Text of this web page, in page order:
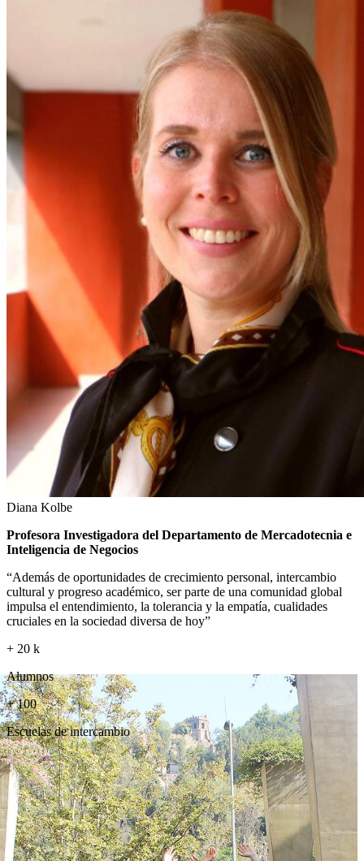
Diana Kolbe
Profesora Investigadora del Departamento de Mercadotecnia e
Inteligencia de Negocios
“Además de oportunidades de crecimiento personal, intercambio
cultural y progreso académico, ser parte de una comunidad global
impulsa el entendimiento, la tolerancia y la empatía, cualidades
cruciales en la sociedad diversa de hoy”
+ 20 k
Alumnos
+100
Escuelas de intercambio